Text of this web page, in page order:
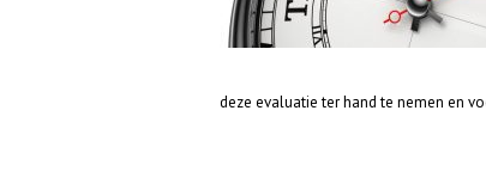
deze evaluatie ter hand te nemen en